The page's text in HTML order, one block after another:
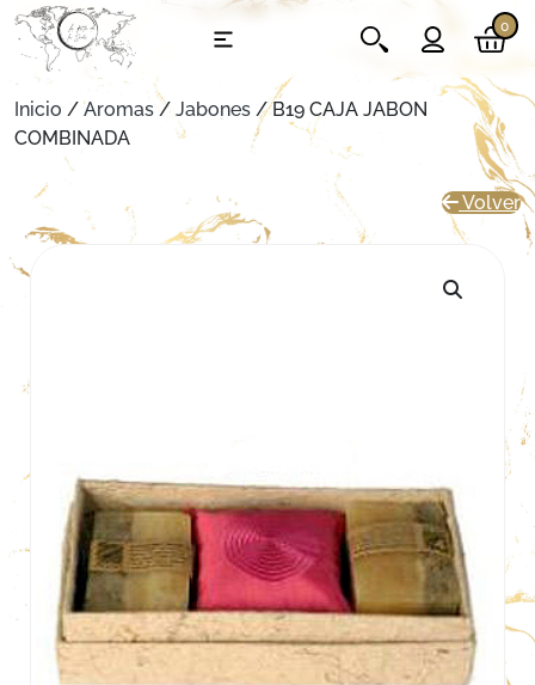
0
Inicio / Aromas / Jabones / B19 CAJA JABON
COMBINADA
Volver